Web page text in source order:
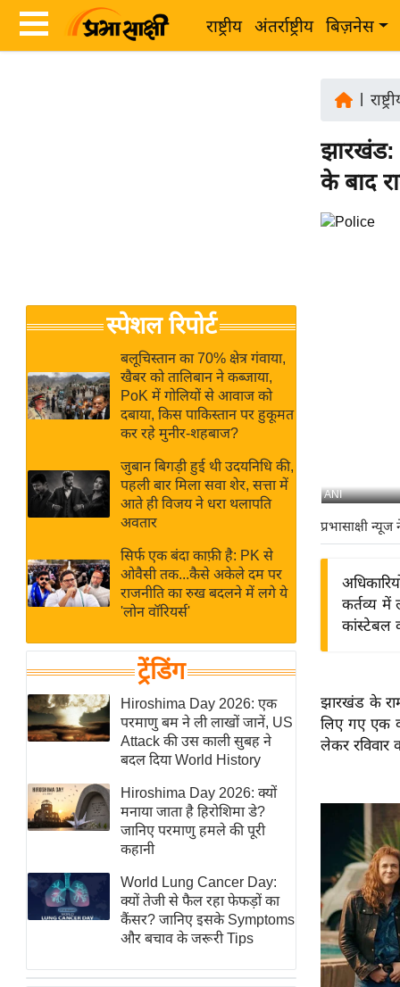
राष्ट्रीय अंतर्राष्ट्रीय बिज़नेस
Breaking
News in
Hindi
Hindi
Videos
जगत
राय
बजट
IPL
2026
ई-पेपर
मिसाल बेमिसाल
शख्सियत
यंग इंडिया
साहित्य जगत
ऑटो वर्ल्ड
न्यूज ब्रीफ
मनोरंजन जगत
बॉलीवुड
हॉलीवुड
फिल्म समीक्षा
News
लाइफस्टाइल
टेक्नॉलॉजी
ब्यूटी/फैशन
स्पेशल रिपोर्ट
बलूचिस्तान का 70% क्षेत्र गंवाया,
खैबर को तालिबान ने कब्जाया,
PoK में गोलियों से आवाज को
दबाया, किस पाकिस्तान पर हुकूमत
कर रहे मुनीर-शहबाज?
जुबान बिगड़ी हुई थी उदयनिधि की,
पहली बार मिला सवा शेर, सत्ता में
आते ही विजय ने धरा थलापति
अवतार
सिर्फ एक बंदा काफ़ी है: PK से
ओवैसी तक...कैसे अकेले दम पर
राजनीति का रुख बदलने में लगे ये
'लोन वॉरियर्स'
ट्रेंडिंग
Hiroshima Day 2026: एक
परमाणु बम ने ली लाखों जानें, US
Attack की उस काली सुबह ने
बदल दिया World History
Hiroshima Day 2026: क्यों
मनाया जाता है हिरोशिमा डे?
जानिए परमाणु हमले की पूरी
कहानी
World Lung Cancer Day:
क्यों तेजी से फैल रहा फेफड़ों का
कैंसर? जानिए इसके Symptoms
और बचाव के जरूरी Tips
झारखंड:
के बाद
ANI
प्रभासाक्षी न्यूज
कर्तव्य में
कांस्टेबल
झारखंड के
लिए गए एक
लेकर रविवार